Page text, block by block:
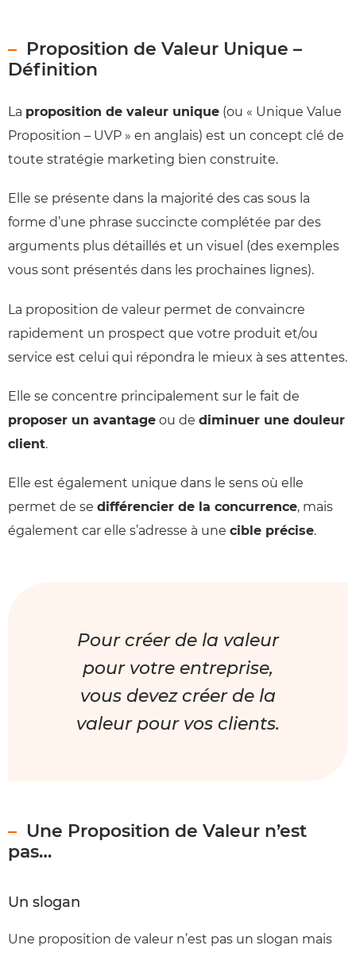
Proposition de Valeur Unique –
Définition
La proposition de valeur unique (ou « Unique Value
Proposition – UVP » en anglais) est un concept clé de
toute stratégie marketing bien construite.
Elle se présente dans la majorité des cas sous la
forme d’une phrase succincte complétée par des
arguments plus détaillés et un visuel (des exemples
vous sont présentés dans les prochaines lignes).
La proposition de valeur permet de convaincre
rapidement un prospect que votre produit et/ou
service est celui qui répondra le mieux à ses attentes.
Elle se concentre principalement sur le fait de
proposer un avantage ou de diminuer une douleur
client.
Elle est également unique dans le sens où elle
permet de se différencier de la concurrence, mais
également car elle s’adresse à une cible précise.
Pour créer de la valeur
pour votre entreprise,
vous devez créer de la
valeur pour vos clients.
Une Proposition de Valeur n’est
pas…
Un slogan
Une proposition de valeur n’est pas un slogan mais